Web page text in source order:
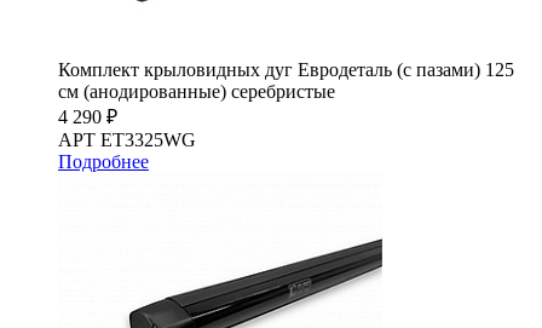
Комплект крыловидных дуг Евродеталь (с пазами) 125
см (анодированные) серебристые
4 290 ₽
АРТ ET3325WG
Подробнее